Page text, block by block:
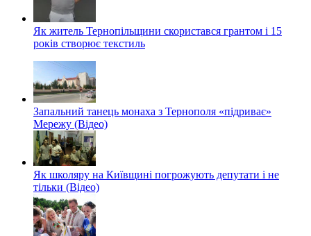
Як житель Тернопільщини скористався грантом і 15
років створює текстиль
Запальний танець монаха з Тернополя «підриває»
Мережу (Відео)
Як школяру на Київщині погрожують депутати і не
тільки (Відео)